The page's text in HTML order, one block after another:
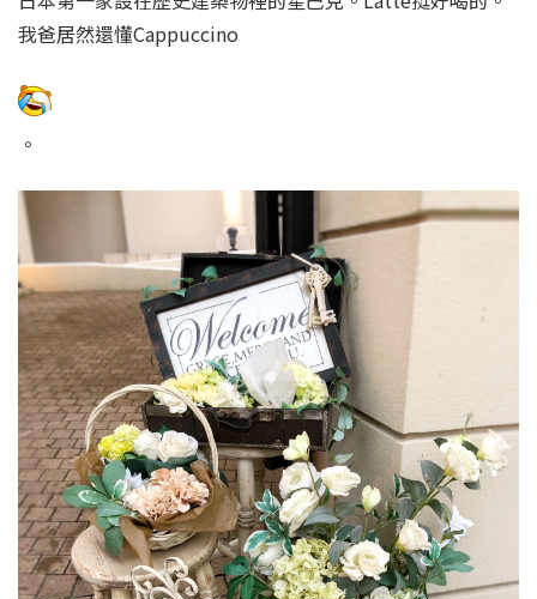
日本第一家設在歷史建築物裡的星巴克。Latte挺好喝的。
我爸居然還懂Cappuccino
。